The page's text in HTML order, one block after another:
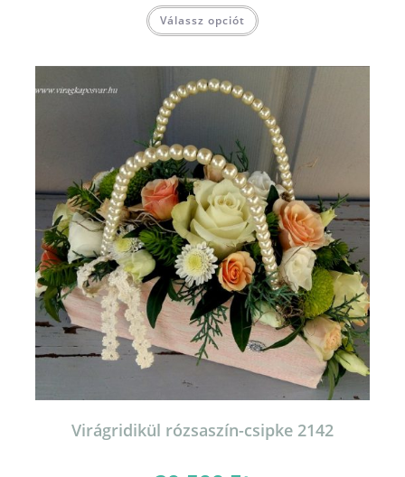
Válassz opciót
Virágridikül rózsaszín-csipke 2142